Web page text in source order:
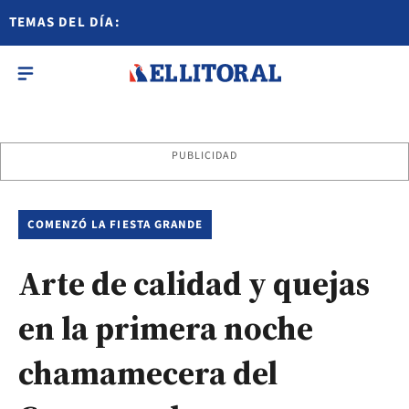
TEMAS DEL DÍA:
PUBLICIDAD
COMENZÓ LA FIESTA GRANDE
Arte de calidad y quejas
en la primera noche
chamamecera del